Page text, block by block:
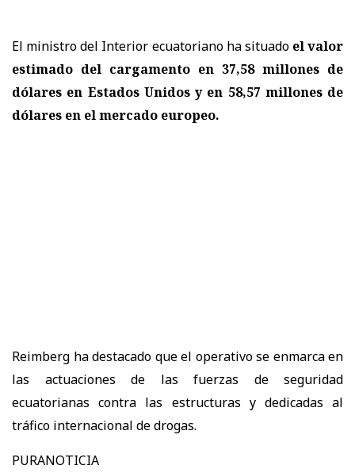
El ministro del Interior ecuatoriano ha situadoel valor
estimado del cargamento en 37,58 millones de
dólares en Estados Unidos y en 58,57 millones de
dólares en el mercado europeo.
Reimberg ha destacado que el operativo se enmarca en
las actuaciones de las fuerzas de seguridad
ecuatorianas contra las estructuras y dedicadas al
tráfico internacional de drogas.
PURANOTICIA